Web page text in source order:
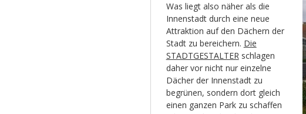
Was liegt also näher als die
Innenstadt durch eine neue
Attraktion auf den Dächern der
Stadt zu bereichern. Die
STADTGESTALTERschlagen
daher vor nicht nur einzelne
Dächer der Innenstadt zu
begrünen, sondern dort gleich
einen ganzen Park zu schaffen